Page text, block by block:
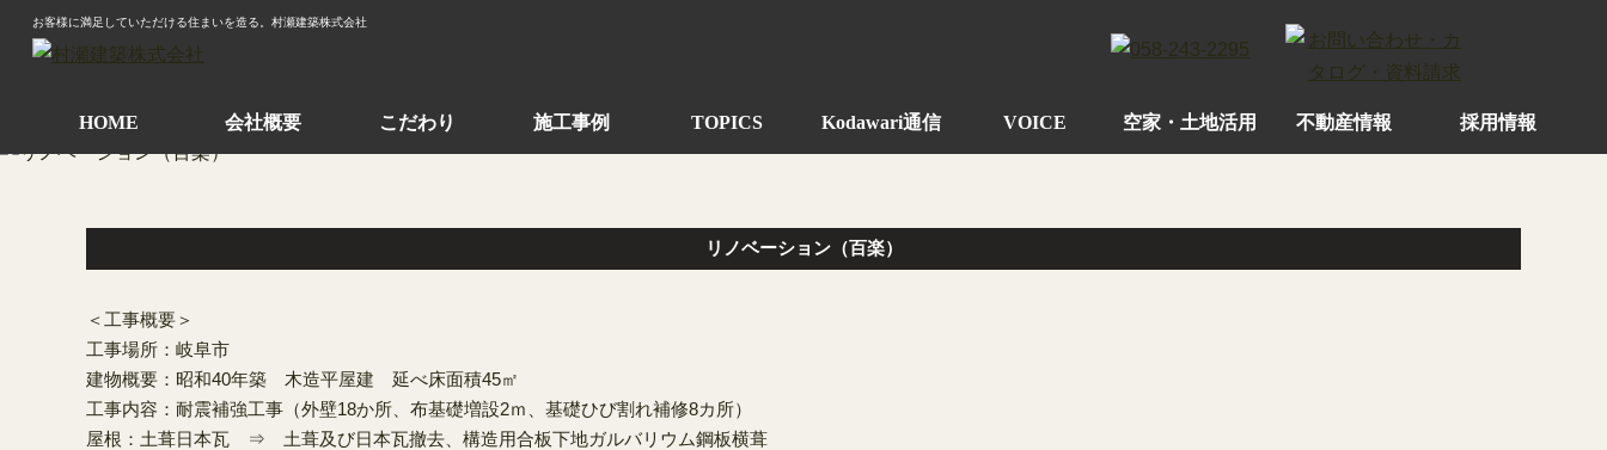
お客様に満足していただける住まいを造る。村瀬建築株式会社
HOME 会社概要 こだわり 施工事例 TOPICS Kodawari通信 VOICE 空家・土地活用 不動産情報 採用情報
リノベーション（百楽）
＜工事概要＞
工事場所：岐阜市
建物概要：昭和40年築 木造平屋建 延べ床面積45㎡
工事内容：耐震補強工事（外壁18か所、布基礎増設2ｍ、基礎ひび割れ補修8カ所）
屋根：土葺日本瓦 ⇒ 土葺及び日本瓦撤去、構造用合板下地ガルバリウム鋼板横葺